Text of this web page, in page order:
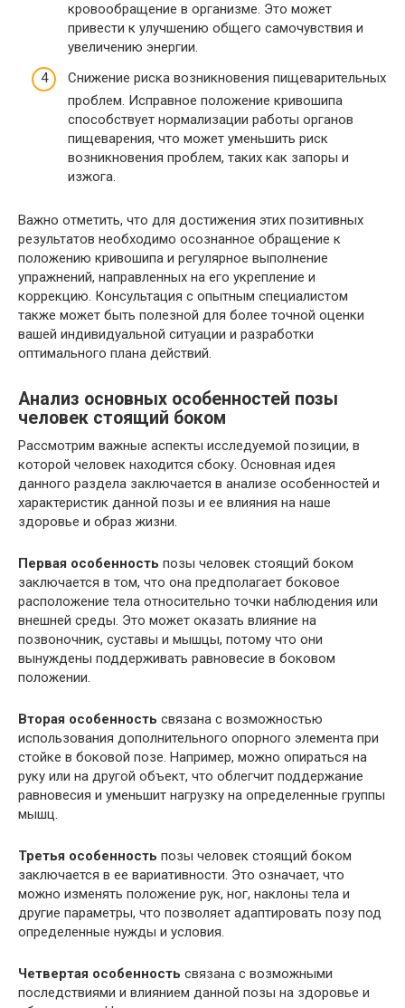
кровообращение в организме. Это может
привести к улучшению общего самочувствия и
увеличению энергии.
Снижение риска возникновения пищеварительных
проблем. Исправное положение кривошипа
способствует нормализации работы органов
пищеварения, что может уменьшить риск
возникновения проблем, таких как запоры и
изжога.
Важно отметить, что для достижения этих позитивных
результатов необходимо осознанное обращение к
положению кривошипа и регулярное выполнение
упражнений, направленных на его укрепление и
коррекцию. Консультация с опытным специалистом
также может быть полезной для более точной оценки
вашей индивидуальной ситуации и разработки
оптимального плана действий.
Анализ основных особенностей позы
человек стоящий боком
Рассмотрим важные аспекты исследуемой позиции, в
которой человек находится сбоку. Основная идея
данного раздела заключается в анализе особенностей и
характеристик данной позы и ее влияния на наше
здоровье и образ жизни.
Первая особенность позы человек стоящий боком
заключается в том, что она предполагает боковое
расположение тела относительно точки наблюдения или
внешней среды. Это может оказать влияние на
позвоночник, суставы и мышцы, потому что они
вынуждены поддерживать равновесие в боковом
положении.
Вторая особенность связана с возможностью
использования дополнительного опорного элемента при
стойке в боковой позе. Например, можно опираться на
руку или на другой объект, что облегчит поддержание
равновесия и уменьшит нагрузку на определенные группы
мышц.
Третья особенность позы человек стоящий боком
заключается в ее вариативности. Это означает, что
можно изменять положение рук, ног, наклоны тела и
другие параметры, что позволяет адаптировать позу под
определенные нужды и условия.
Четвертая особенность связана с возможными
последствиями и влиянием данной позы на здоровье и